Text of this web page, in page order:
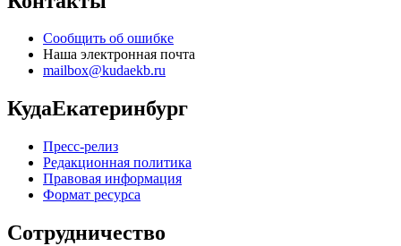
Сообщить об ошибке
Наша электронная почта
mailbox@kudaekb.ru
КудаЕкатеринбург
Пресс-релиз
Редакционная политика
Правовая информация
Формат ресурса
Сотрудничество